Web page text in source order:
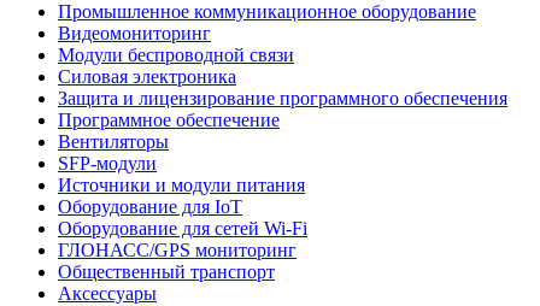
Промышленное коммуникационное оборудование
Видеомониторинг
Модули беспроводной связи
Силовая электроника
Защита и лицензирование программного обеспечения
Программное обеспечение
Вентиляторы
SFP-модули
Источники и модули питания
Оборудование для IoT
Оборудование для сетей Wi-Fi
ГЛОНАСС/GPS мониторинг
Общественный транспорт
Аксессуары